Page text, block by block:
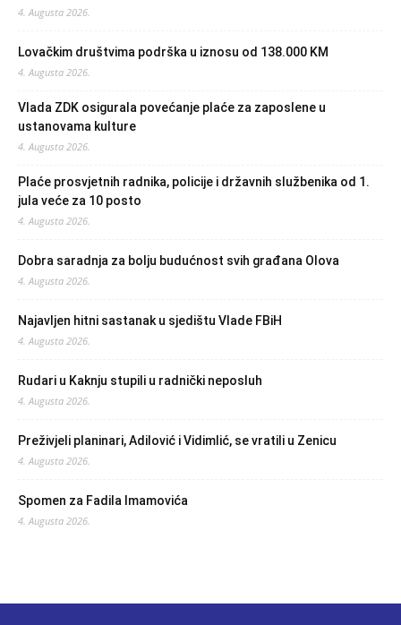
4. Augusta 2026.
Lovačkim društvima podrška u iznosu od 138.000 KM
4. Augusta 2026.
Vlada ZDK osigurala povećanje plaće za zaposlene u
ustanovama kulture
4. Augusta 2026.
Plaće prosvjetnih radnika, policije i državnih službenika od 1.
jula veće za 10 posto
4. Augusta 2026.
Dobra saradnja za bolju budućnost svih građana Olova
4. Augusta 2026.
Najavljen hitni sastanak u sjedištu Vlade FBiH
4. Augusta 2026.
Rudari u Kaknju stupili u radnički neposluh
4. Augusta 2026.
Preživjeli planinari, Adilović i Vidimlić, se vratili u Zenicu
4. Augusta 2026.
Spomen za Fadila Imamovića
4. Augusta 2026.